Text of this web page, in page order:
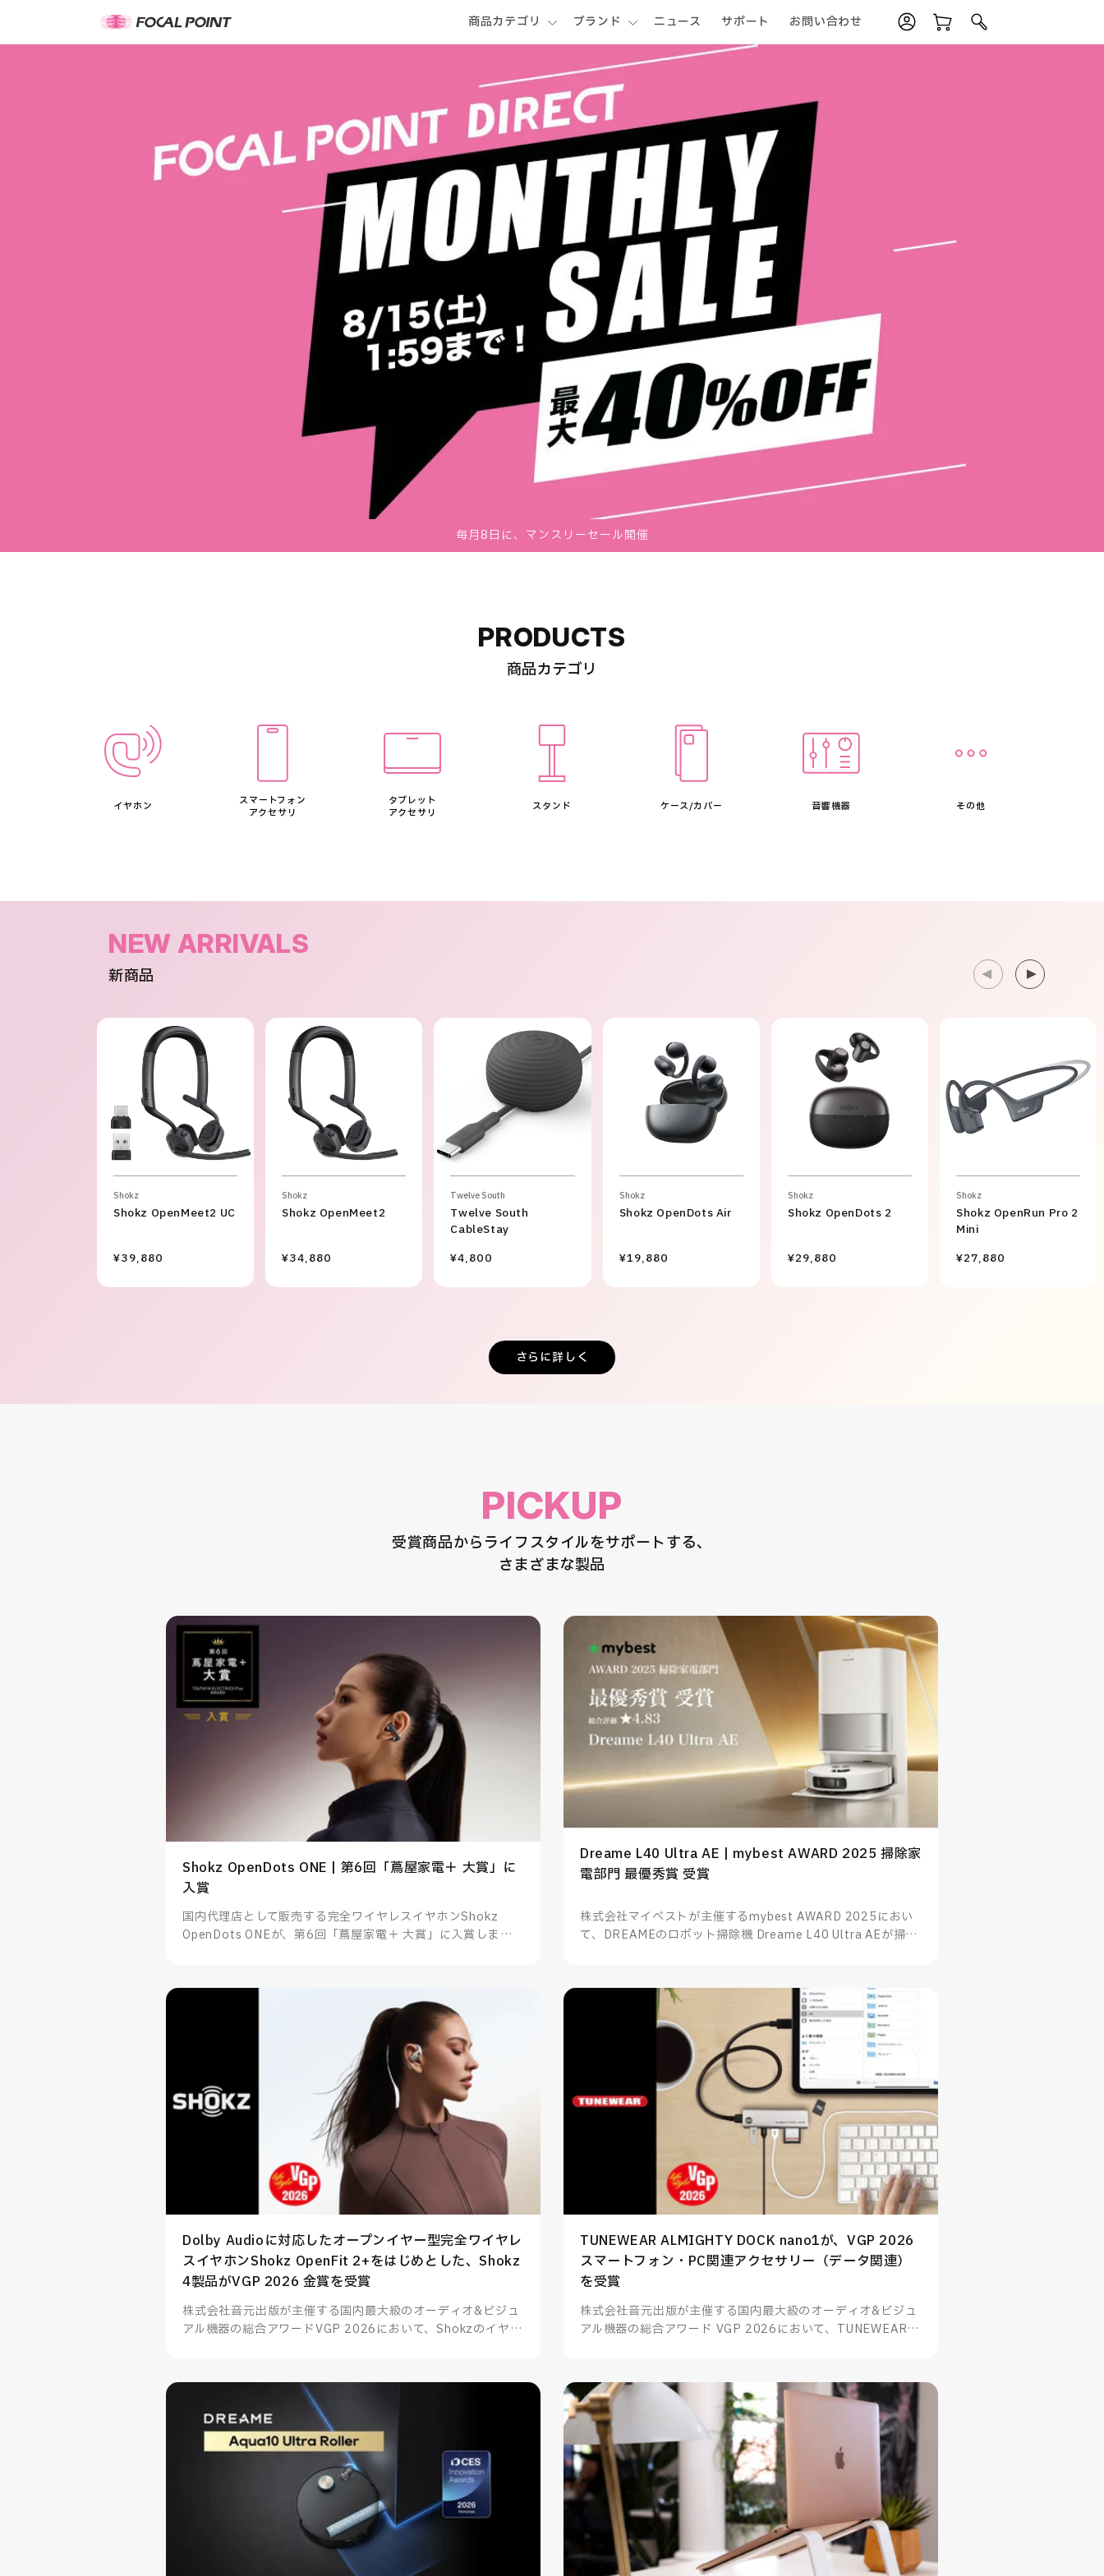
商品カテゴリ ブランド ニュース サポート お問い合わせ
毎月8日に、マンスリーセール開催
PRODUCTS
商品カテゴリ
イヤホン
スマートフォン
アクセサリ
タブレット
アクセサリ
スタンド ケース/カバー 音響機器 その他
NEW ARRIVALS
新商品
Shokz
Shokz OpenMeet2 UC
¥39,880
Shokz
Shokz OpenMeet2
¥34,880
Twelve South
Twelve South
CableStay
¥4,800
Shokz
Shokz OpenDots Air
¥19,880
Shokz
Shokz OpenDots 2
¥29,880
Shokz
Shokz OpenRun Pro 2
Mini
¥27,880
さらに詳しく
PICKUP
受賞商品からライフスタイルをサポートする、
さまざまな製品
Shokz OpenDots ONE | 第6回「蔦屋家電＋ 大賞」に
入賞
国内代理店として販売する完全ワイヤレスイヤホンShokz
OpenDots ONEが、第6回「蔦屋家電＋ 大賞」に入賞しまし
Dreame L40 Ultra AE | mybest AWARD 2025 掃除家
電部門 最優秀賞 受賞
株式会社マイベストが主催するmybest AWARD 2025におい
て、DREAMEのロボット掃除機 Dreame L40 Ultra AEが掃除
Dolby Audioに対応したオープンイヤー型完全ワイヤレ
スイヤホンShokz OpenFit 2+をはじめとした、Shokz
4製品がVGP 2026 金賞を受賞
株式会社音元出版が主催する国内最大級のオーディオ&ビジュ
アル機器の総合アワードVGP 2026において、Shokzのイヤー
TUNEWEAR ALMIGHTY DOCK nano1が、VGP 2026
スマートフォン・PC関連アクセサリー（データ関連）
を受賞
株式会社音元出版が主催する国内最大級のオーディオ&ビジュ
アル機器の総合アワード VGP 2026において、TUNEWEARの